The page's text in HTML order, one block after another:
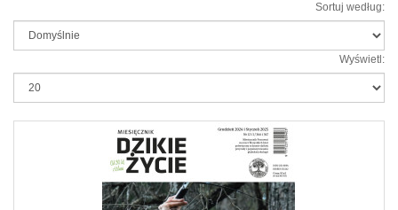
Sortuj według:
Wyświetl: